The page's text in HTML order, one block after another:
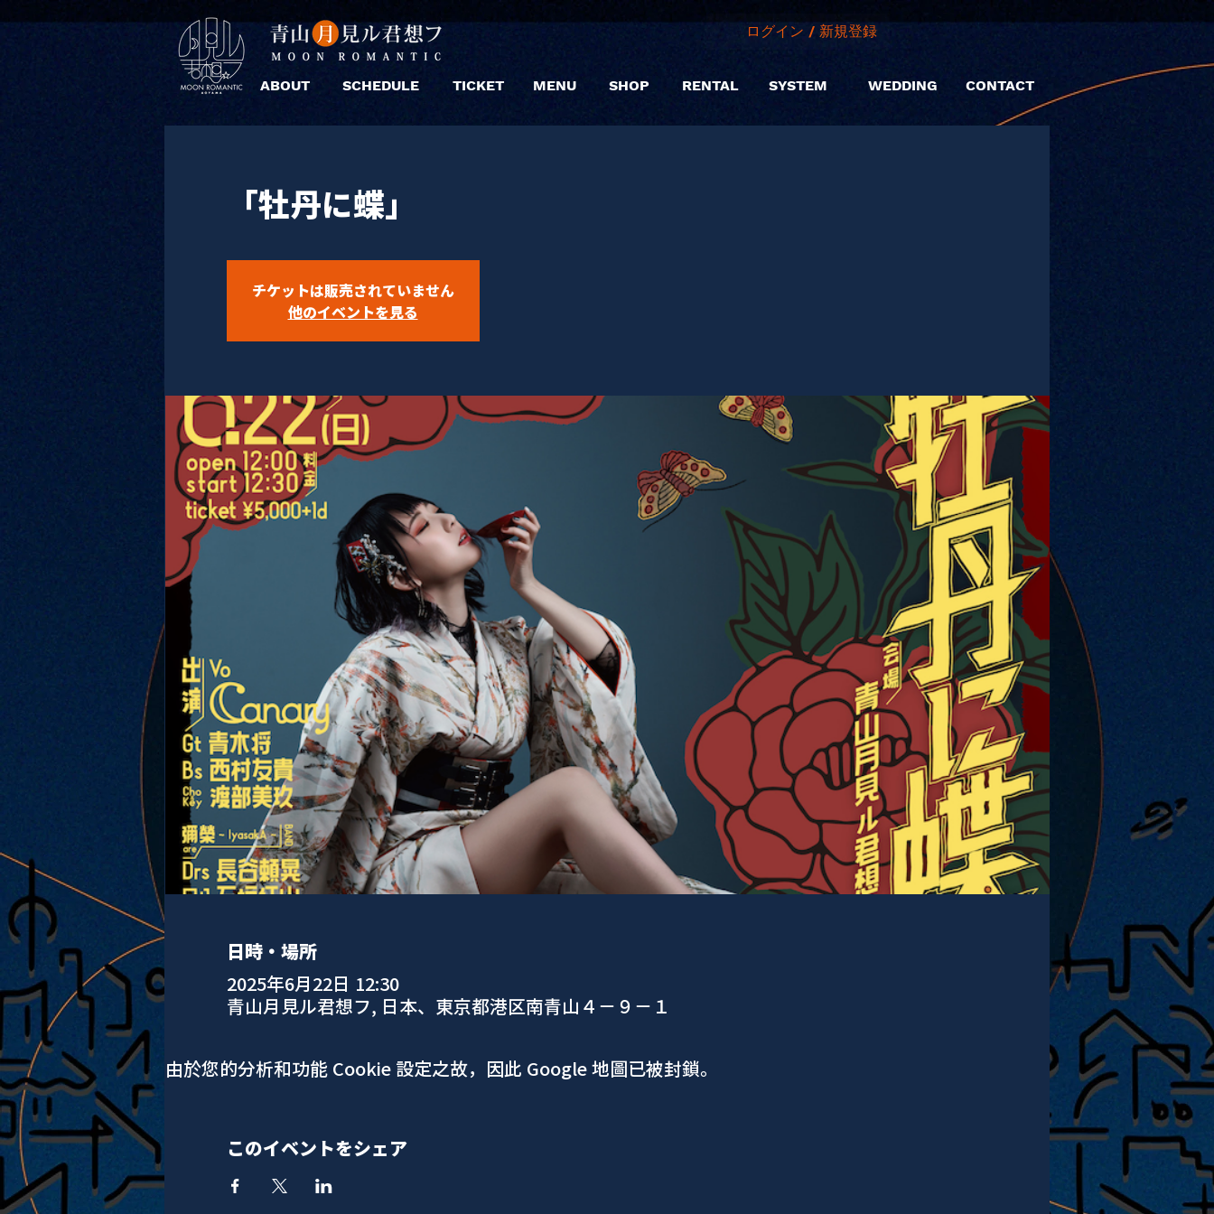
ABOUT SCHEDULE TICKET MENU SHOP
ログイン / 新規登録
RENTAL SYSTEM WEDDING CONTACT
「牡丹に蝶」
チケットは販売されていません
他のイベントを見る
日時・場所
2025年6月22日 12:30
青山月見ル君想フ, 日本、東京都港区南青山４−９−１
由於您的分析和功能 Cookie 設定之故，因此 Google 地圖已被封鎖。
このイベントをシェア